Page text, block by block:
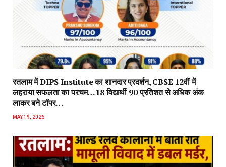
रतलाम में DIPS Institute का शानदार प्रदर्शन, CBSE 12वीं में
लहराया सफलता का परचम…18 विद्यार्थी 90 प्रतिशत से अधिक अंक
लाकर बने टॉपर…
MAY 19, 2026